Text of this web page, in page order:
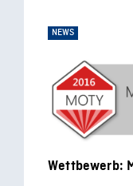
NEWS
Wettbewerb: